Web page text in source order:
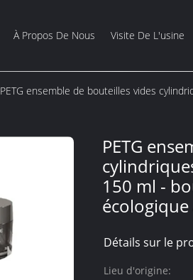
À Propos De Nous Visite De L'usine
PETG ensemble de bouteilles vides
PETG
150 ml -
Détails sur le
Lieu d'origine: